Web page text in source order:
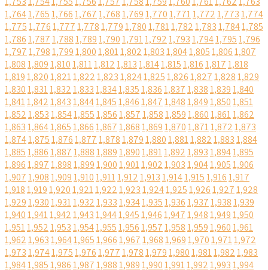
1,7641,7651,7661,7671,7681,7691,7701,7711,7721,7731,774
1,7751,7761,7771,7781,7791,7801,7811,7821,7831,7841,785
1,7861,7871,7881,7891,7901,7911,7921,7931,7941,7951,796
1,7971,7981,7991,8001,8011,8021,8031,8041,8051,8061,807
1,8081,8091,8101,8111,8121,8131,8141,8151,8161,8171,818
1,8191,8201,8211,8221,8231,8241,8251,8261,8271,8281,829
1,8301,8311,8321,8331,8341,8351,8361,8371,8381,8391,840
1,8411,8421,8431,8441,8451,8461,8471,8481,8491,8501,851
1,8521,8531,8541,8551,8561,8571,8581,8591,8601,8611,862
1,8631,8641,8651,8661,8671,8681,8691,8701,8711,8721,873
1,8741,8751,8761,8771,8781,8791,8801,8811,8821,8831,884
1,8851,8861,8871,8881,8891,8901,8911,8921,8931,8941,895
1,8961,8971,8981,8991,9001,9011,9021,9031,9041,9051,906
1,9071,9081,9091,9101,9111,9121,9131,9141,9151,9161,917
1,9181,9191,9201,9211,9221,9231,9241,9251,9261,9271,928
1,9291,9301,9311,9321,9331,9341,9351,9361,9371,9381,939
1,9401,9411,9421,9431,9441,9451,9461,9471,9481,9491,950
1,9511,9521,9531,9541,9551,9561,9571,9581,9591,9601,961
1,9621,9631,9641,9651,9661,9671,9681,9691,9701,9711,972
1,9731,9741,9751,9761,9771,9781,9791,9801,9811,9821,983
1,9841,9851,9861,9871,9881,9891,9901,9911,9921,9931,994